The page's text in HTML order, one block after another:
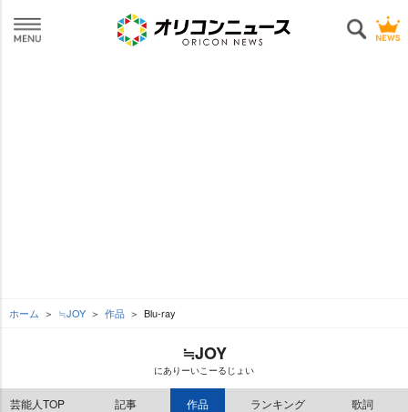
ホーム ≒JOY 作品 Blu-ray
≒JOY
にありーいこーるじょい
芸能人TOP 記事 作品 ランキング 歌詞